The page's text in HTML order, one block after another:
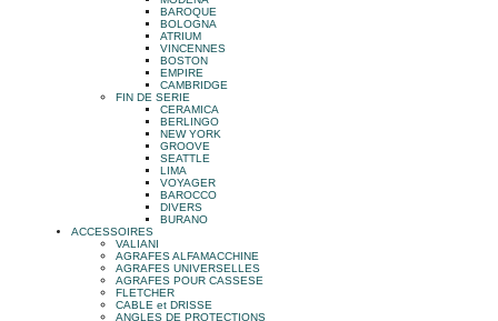
BAROQUE
BOLOGNA
ATRIUM
VINCENNES
BOSTON
EMPIRE
CAMBRIDGE
FIN DE SERIE
CERAMICA
BERLINGO
NEW YORK
GROOVE
SEATTLE
LIMA
VOYAGER
BAROCCO
DIVERS
BURANO
ACCESSOIRES
VALIANI
AGRAFES ALFAMACCHINE
AGRAFES UNIVERSELLES
AGRAFES POUR CASSESE
FLETCHER
CABLE et DRISSE
ANGLES DE PROTECTIONS